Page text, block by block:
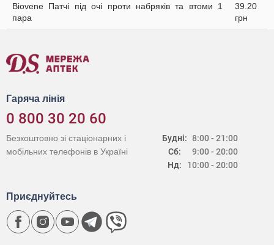
Biovene Патчі під очі проти набряків та втоми 1
пара
39.20
грн
Гаряча лінія
0 800 30 20 60
Будні:
Сб:
Нд:
8:00 - 21:00
9:00 - 20:00
10:00 - 20:00
Безкоштовно зі стаціонарних і
мобільних телефонів в Україні
Приєднуйтесь